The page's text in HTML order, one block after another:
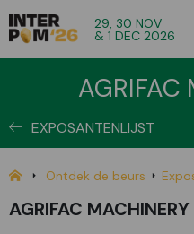
29, 30 NOV
& 1 DEC 2026
AGRIFAC
EXPOSANTENLIJST
Ontdek de beurs
AGRIFAC MACHINERY